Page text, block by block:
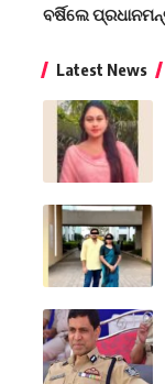
ବର୍ଷିଲେ
Latest News